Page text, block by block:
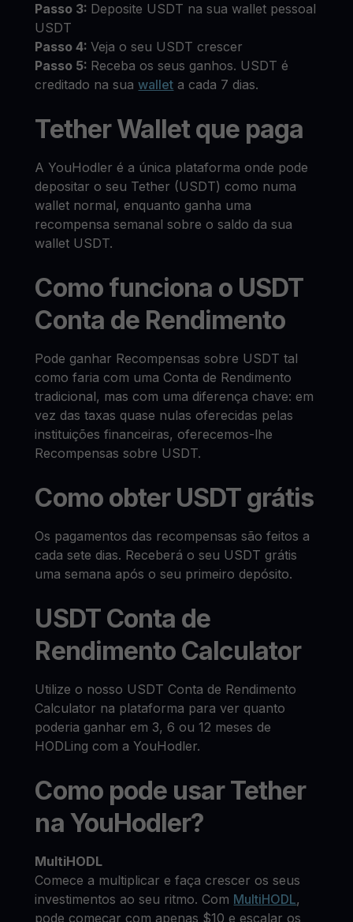
Passo 3: Deposite USDT na sua wallet pessoal
USDT
Passo 4:Veja o seu USDT crescer
Passo 5: Receba os seus ganhos. USDT é
creditado na suawallet a cada 7 dias.
Tether Wallet que paga
A YouHodler é a única plataforma onde pode
depositar o seu Tether (USDT) como numa
wallet normal, enquanto ganha uma
recompensa semanal sobre o saldo da sua
wallet USDT.
Como funciona o USDT
Conta de Rendimento
Pode ganhar Recompensas sobre USDT tal
como faria com uma Conta de Rendimento
tradicional, mas com uma diferença chave: em
vez das taxas quase nulas oferecidas pelas
instituições financeiras, oferecemos-lhe
Recompensas sobre USDT.
Como obter USDT grátis
Os pagamentos das recompensas são feitos a
cada sete dias. Receberá o seu USDT grátis
uma semana após o seu primeiro depósito.
USDT Conta de
Rendimento Calculator
Utilize o nosso USDT Conta de Rendimento
Calculator na plataforma para ver quanto
poderia ganhar em 3, 6 ou 12 meses de
HODLing com a YouHodler.
Como pode usar Tether
na YouHodler?
MultiHODL
Comece a multiplicar e faça crescer os seus
investimentos ao seu ritmo. Com MultiHODL,
pode começar com apenas $10 e escalar os